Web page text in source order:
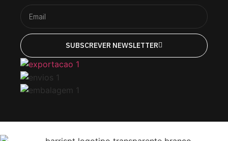
SUBSCREVER NEWSLETTER